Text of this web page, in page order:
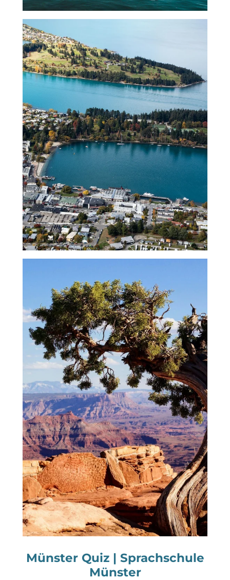
Münster Quiz | Sprachschule
Münster